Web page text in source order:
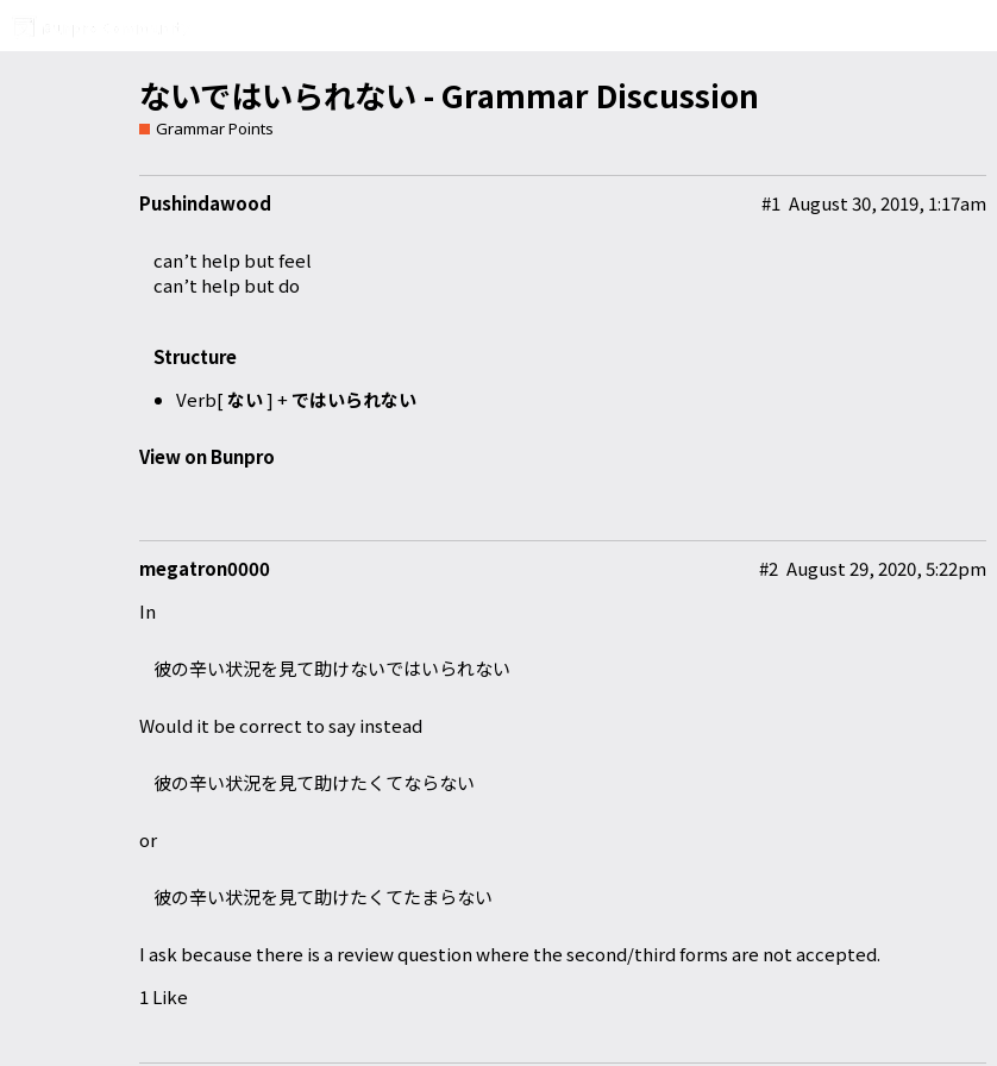
ないではいられない - Grammar Discussion
Grammar Points
Pushindawood August 30, 2019, 1:17am
#1
can’t help but feel
can’t help but do
Structure
Verb[ない] +ではいられない
View on Bunpro
megatron0000 August 29, 2020, 5:22pm
#2
In
彼の辛い状況を見て助けないではいられない
Would it be correct to say instead
彼の辛い状況を見て助けたくてならない
or
彼の辛い状況を見て助けたくてたまらない
I ask because there is a review question where the second/third forms are not accepted.
1 Like